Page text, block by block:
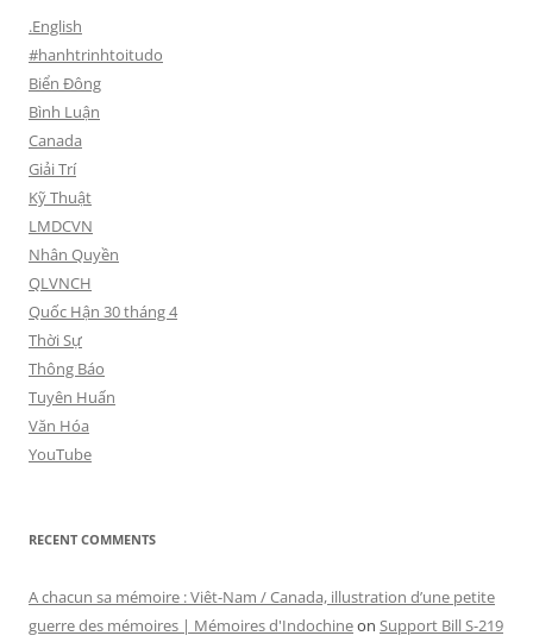
.English
#hanhtrinhtoitudo
Biển Đông
Bình Luận
Canada
Giải Trí
Kỹ Thuật
LMDCVN
Nhân Quyền
QLVNCH
Quốc Hận 30 tháng 4
Thời Sự
Thông Báo
Tuyên Huấn
Văn Hóa
YouTube
RECENT COMMENTS
A chacun sa mémoire : Viêt-Nam / Canada, illustration d’une petite
guerre des mémoires | Mémoires d'Indochineon Support Bill S-219